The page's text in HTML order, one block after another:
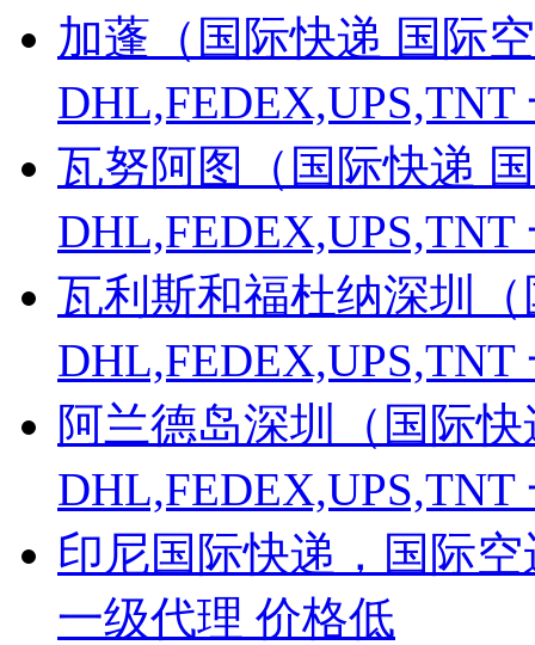
加蓬（国际快递 国际
瓦努阿图（国际快递
瓦利斯和福杜纳深圳
阿兰德岛深圳（国际
印尼国际快递，国际
一级代理 价格低